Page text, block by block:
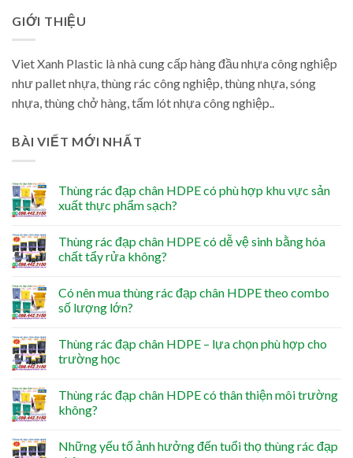
GIỚI THIỆU
Viet Xanh Plastic là nhà cung cấp hàng đầu nhựa công nghiệp
như pallet nhựa, thùng rác công nghiệp, thùng nhựa, sóng
nhựa, thùng chở hàng, tấm lót nhựa công nghiệp..
BÀI VIẾT MỚI NHẤT
Thùng rác đạp chân HDPE có phù hợp khu vực sản
xuất thực phẩm sạch?
Thùng rác đạp chân HDPE có dễ vệ sinh bằng hóa
chất tẩy rửa không?
Có nên mua thùng rác đạp chân HDPE theo combo
số lượng lớn?
Thùng rác đạp chân HDPE – lựa chọn phù hợp cho
trường học
Thùng rác đạp chân HDPE có thân thiện môi trường
không?
Những yếu tố ảnh hưởng đến tuổi thọ thùng rác đạp